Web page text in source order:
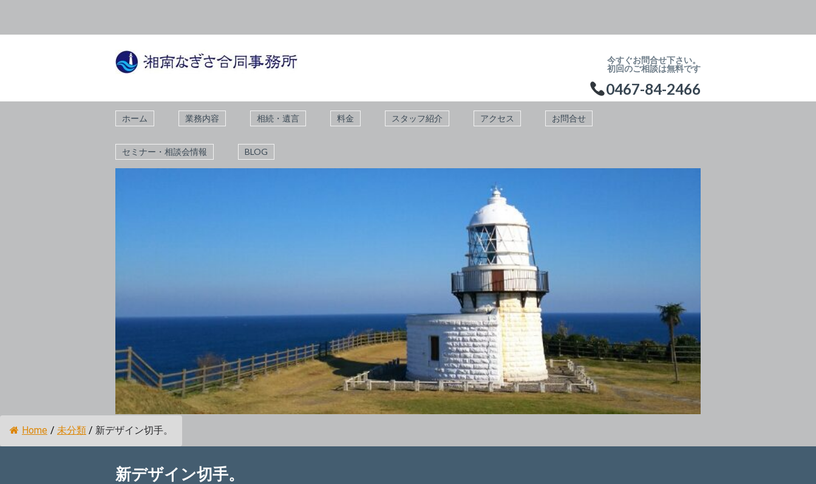
今すぐお問合せ下さい。
初回のご相談は無料です
0467-84-2466
ホーム 業務内容 相続・遺言 料金 スタッフ紹介 アクセス お問合せ
セミナー・相談会情報 BLOG
Home / 未分類 / 新デザイン切手。
新デザイン切手。